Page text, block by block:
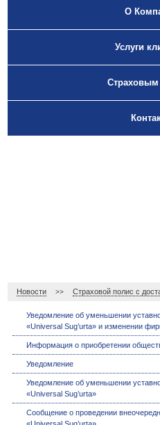
О
Услуги
Страховым
Новости >> Страховой полис с
Уведомление об уменьшении
«Universal Sug’urta» и изменении
Информация о приобретении
Уведомление
Уведомление об уменьшении
«Universal Sug’urta»
Сообщение о проведении